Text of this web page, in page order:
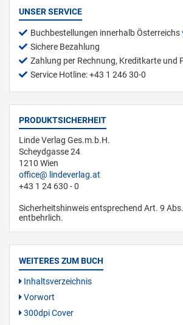
UNSER SERVICE
Buchbestellungen innerhalb Österreichs
Sichere Bezahlung
Zahlung per Rechnung, Kreditkarte und
Service Hotline: +43 1 246 30-0
PRODUKTSICHERHEIT
Linde Verlag Ges.m.b.H.
Scheydgasse 24
1210 Wien
office
lindeverlag.at
+43 1 24 630 - 0
Sicherheitshinweis entsprechend Art. 9 Abs.
entbehrlich.
WEITERES ZUM BUCH
Inhaltsverzeichnis
Vorwort
300dpi Cover